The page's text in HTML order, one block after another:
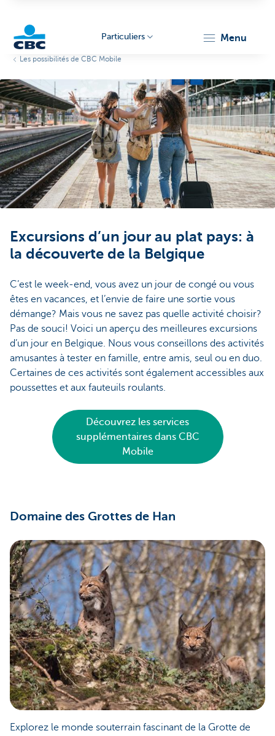
Particuliers menu
Les possibilités de CBC Mobile
Excursions d’un jour au plat pays: à
la découverte de la Belgique
C’est le week-end, vous avez un jour de congé ou vous
êtes en vacances, et l’envie de faire une sortie vous
démange? Mais vous ne savez pas quelle activité choisir?
Pas de souci! Voici un aperçu des meilleures excursions
d’un jour en Belgique. Nous vous conseillons des activités
amusantes à tester en famille, entre amis, seul ou en duo.
Certaines de ces activités sont également accessibles aux
poussettes et aux fauteuils roulants.
Découvrez les services
supplémentaires dans CBC
Mobile
Domaine des Grottes de Han
Explorez le monde souterrain fascinant de la Grotte de